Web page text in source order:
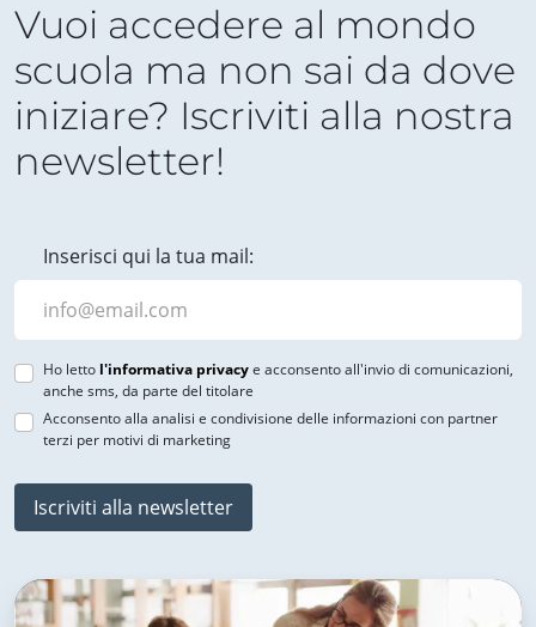
Vuoi accedere al mondo
scuola ma non sai da dove
iniziare? Iscriviti alla nostra
newsletter!
Inserisci qui la tua mail:
Ho letto l'informativa privacye acconsento all'invio di comunicazioni,
anche sms, da parte del titolare
Acconsento alla analisi e condivisione delle informazioni con partner
terzi per motivi di marketing
Iscriviti alla newsletter